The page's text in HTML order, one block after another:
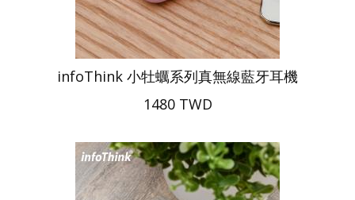
infoThink 小牡蠣系列真無線藍牙耳機
1480 TWD